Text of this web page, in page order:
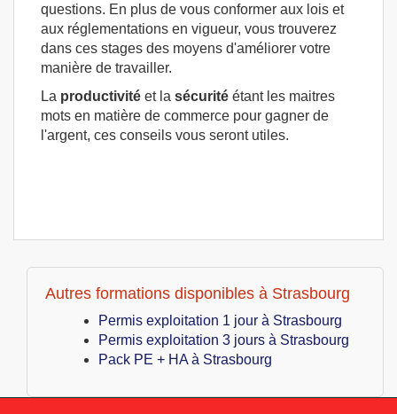
questions. En plus de vous conformer aux lois et
aux réglementations en vigueur, vous trouverez
dans ces stages des moyens d'améliorer votre
manière de travailler.
La productivité et la sécurité étant les maitres
mots en matière de commerce pour gagner de
l'argent, ces conseils vous seront utiles.
Autres formations disponibles à Strasbourg
Permis exploitation 1 jour à Strasbourg
Permis exploitation 3 jours à Strasbourg
Pack PE + HA à Strasbourg